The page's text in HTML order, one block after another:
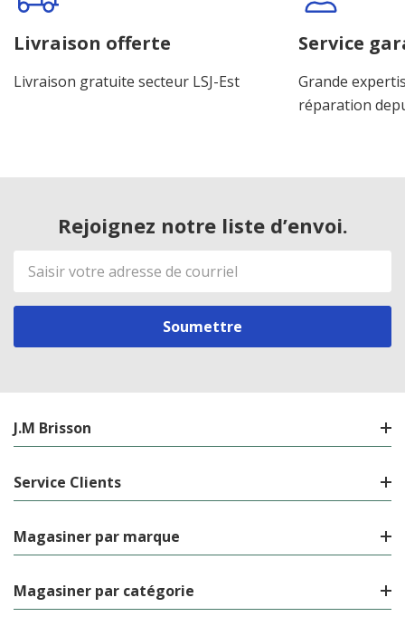
personnalisé
Livraison offerte
Livraison gratuite secteur LSJ-Est
Service
Grande
réparation
Rejoignez notre liste d’envoi.
Adresse
de
courriel
J.M Brisson
Service Clients
Magasiner par marque
Magasiner par catégorie